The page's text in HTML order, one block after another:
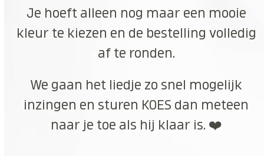
Je hoeft alleen nog maar een mooie
kleur te kiezen en de bestelling volledig
af te ronden.
We gaan het liedje zo snel mogelijk
inzingen en sturen KOES dan meteen
naar je toe als hij klaar is. ❤️